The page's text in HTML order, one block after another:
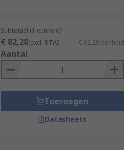
Subtotaal (1 eenheid)
€ 82,28(excl. BTW) € 82,28/eenheid
Aantal
Toevoegen
Datasheets